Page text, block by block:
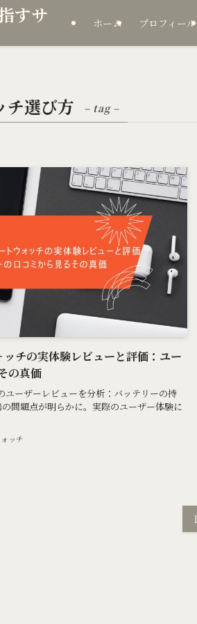
すサ ホーム プロフィール
チ選び方 – tag –
チの実体験レビューと評価：ユー
の真価
ユーザーレビューを分析：バッテリーの持
問題点が明らかに。実際のユーザー体験に
ッチ
1